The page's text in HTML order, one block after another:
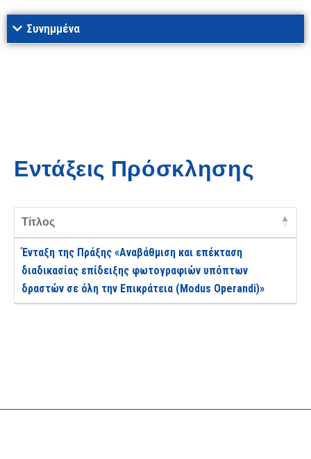
Συνημμένα
Εντάξεις Πρόσκλησης
Τίτλος
Ένταξη της Πράξης «Αναβάθμιση και επέκταση
διαδικασίας επίδειξης φωτογραφιών υπόπτων
δραστών σε όλη την Επικράτεια (Modus Operandi)»